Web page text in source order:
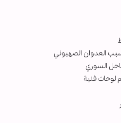
العدوان الصهيوني
السوري
لوحات فنية